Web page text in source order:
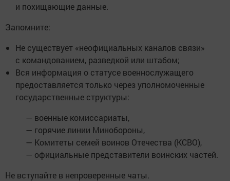
и похищающие данные.
Запомните:
Не существует «неофициальных каналов связи»
с командованием, разведкой или штабом;
Вся информация о статусе военнослужащего
предоставляется только через уполномоченные
государственные структуры:
— военные комиссариаты,
— горячие линии Минобороны,
— Комитеты семей воинов Отечества (КСВО),
— официальные представители воинских частей.
Не вступайте в непроверенные чаты.